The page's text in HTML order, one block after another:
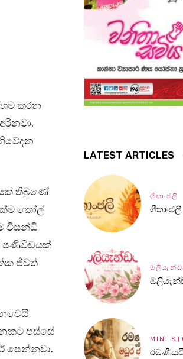
කරන
තිබුණේ
කෝල්
විසන්ධි
පණිවිඩයක්
ජීවත්
පස්සේ
පෙන්නුවා.
LATEST ARTICLES
ගීතාංජලී
ගීතාංජලී
MINI
රමණීයයි